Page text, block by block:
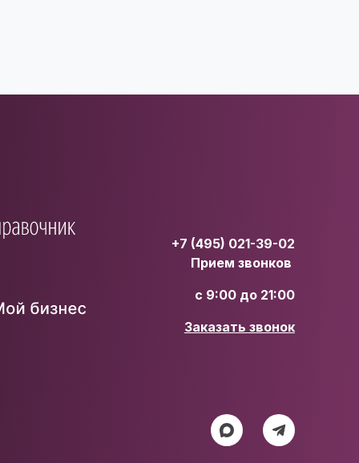
+7 (495) 021-39-02
Прием звонков
с 9:00 до 21:00
Заказать звонок